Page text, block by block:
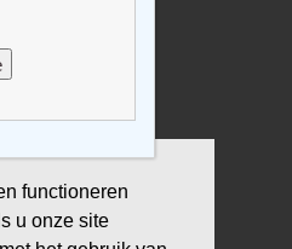
functioneren
u onze site